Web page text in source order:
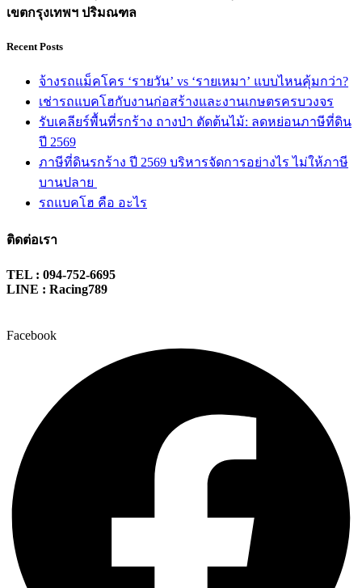
เขตกรุงเทพฯ ปริมณฑล
Recent Posts
จ้างรถแม็คโคร ‘รายวัน’ vs ‘รายเหมา’ แบบไหนคุ้มกว่า?
เช่ารถแบคโฮกับงานก่อสร้างและงานเกษตรครบวงจร
รับเคลียร์พื้นที่รกร้าง ถางป่า ตัดต้นไม้: ลดหย่อนภาษีที่ดิน
ปี 2569
ภาษีที่ดินรกร้าง ปี 2569 บริหารจัดการอย่างไร ไม่ให้ภาษี
บานปลาย
รถแบคโฮ คือ อะไร
ติดต่อเรา
TEL : 094-752-6695
LINE : Racing789
Facebook